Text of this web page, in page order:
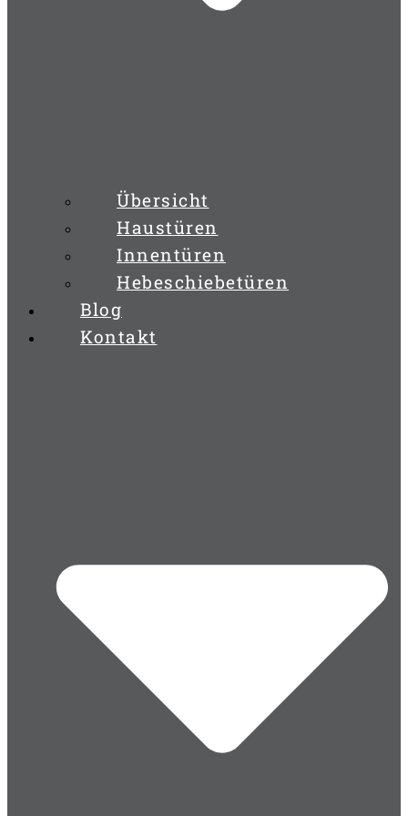
Übersicht
Haustüren
Innentüren
Hebeschiebetüren
Blog
Kontakt